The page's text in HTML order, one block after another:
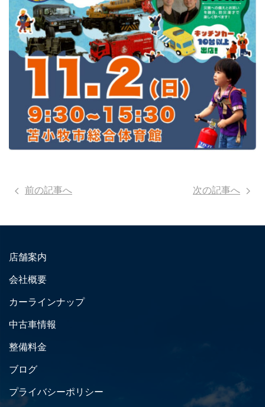
前の記事へ 次の記事へ
店舗案内
会社概要
カーラインナップ
中古車情報
整備料金
ブログ
プライバシーポリシー